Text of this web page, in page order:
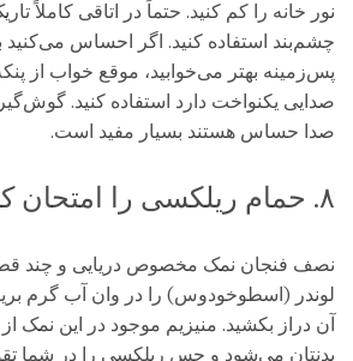
نور خانه را کم کنید. حتماً در اتاقی کاملاً
چشم‌بند استفاده کنید. اگر احساس
پس‌زمینه بهتر می‌خوابید، موقع خواب از
صدایی یکنواخت دارد استفاده کنید.
صدا حساس هستند بسیار مفید است.
۸. حمام ریلکسی را امتحان کنید.
نصف فنجان نمک مخصوص دریایی و چند
آن دراز بکشید. منیزیم موجود در این
بدنتان می‌شود و حس ریلکسی را در شما